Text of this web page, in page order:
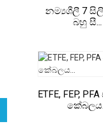
නම්‍යශීලී 7
බහු සී...
ETFE, FEP,